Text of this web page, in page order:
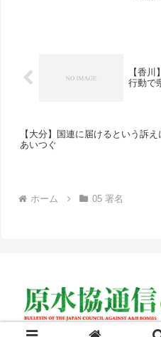
【香
行動で
【大分】国連に届けるという訴
あいつぐ
ホーム 05 署名